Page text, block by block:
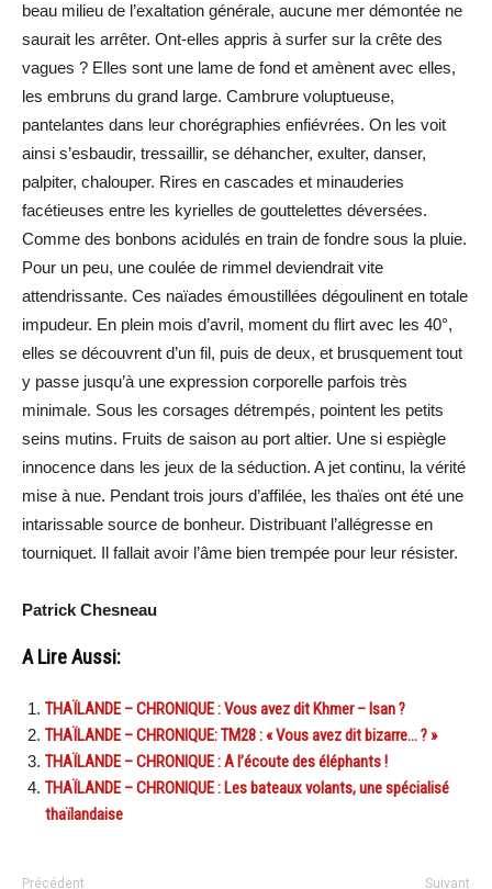
beau milieu de l’exaltation générale, aucune mer démontée ne
saurait les arrêter. Ont-elles appris à surfer sur la crête des
vagues ? Elles sont une lame de fond et amènent avec elles,
les embruns du grand large. Cambrure voluptueuse,
pantelantes dans leur chorégraphies enfiévrées. On les voit
ainsi s’esbaudir, tressaillir, se déhancher, exulter, danser,
palpiter, chalouper. Rires en cascades et minauderies
facétieuses entre les kyrielles de gouttelettes déversées.
Comme des bonbons acidulés en train de fondre sous la pluie.
Pour un peu, une coulée de rimmel deviendrait vite
attendrissante. Ces naïades émoustillées dégoulinent en totale
impudeur. En plein mois d’avril, moment du flirt avec les 40°,
elles se découvrent d’un fil, puis de deux, et brusquement tout
y passe jusqu’à une expression corporelle parfois très
minimale. Sous les corsages détrempés, pointent les petits
seins mutins. Fruits de saison au port altier. Une si espiègle
innocence dans les jeux de la séduction. A jet continu, la vérité
mise à nue. Pendant trois jours d’affilée, les thaïes ont été une
intarissable source de bonheur. Distribuant l’allégresse en
tourniquet. Il fallait avoir l’âme bien trempée pour leur résister.
Patrick Chesneau
A Lire Aussi:
THAÏLANDE – CHRONIQUE : Vous avez dit Khmer – Isan ?
THAÏLANDE – CHRONIQUE: TM28 : « Vous avez dit bizarre… ? »
THAÏLANDE – CHRONIQUE : A l’écoute des éléphants !
THAÏLANDE – CHRONIQUE : Les bateaux volants, une spécialisé
thaïlandaise
Précédent Suivant